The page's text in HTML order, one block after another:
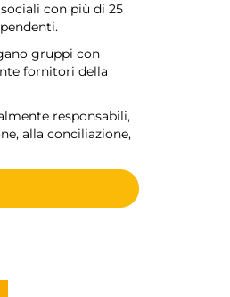
con più di 25
gruppi con
fornitori della
responsabili,
alla conciliazione,